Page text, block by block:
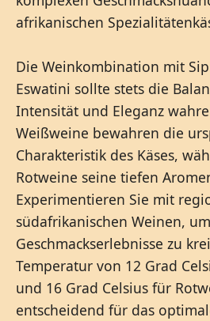
afrikanischen
Die Weinkombination mit
Eswatini sollte stets die
Intensität und Eleganz
Weißweine bewahren die
Charakteristik des Käses,
Rotweine seine tiefen
Experimentieren Sie mit
südafrikanischen Weinen,
Geschmackserlebnisse zu
Temperatur von 12 Grad
und 16 Grad Celsius für
entscheidend für das